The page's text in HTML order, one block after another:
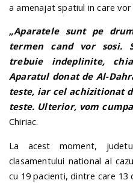
a amenajat spatiul in care
„Aparatele sunt pe
termen cand vor sosi.
trebuie indeplinite,
Aparatul donat de Al-
teste, iar cel achizitionat
teste. Ulterior, vom
Chiriac.
La acest moment,
clasamentului national al
cu 19 pacienti, dintre care